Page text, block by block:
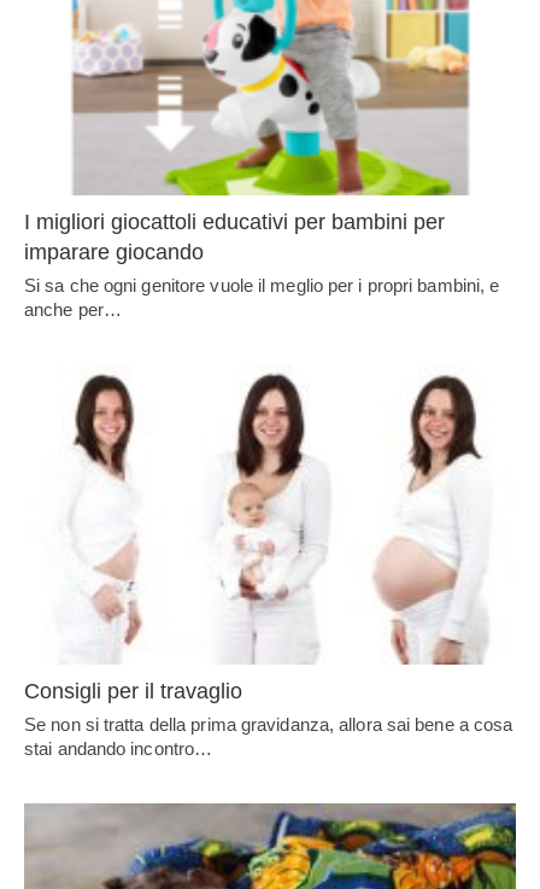
I migliori giocattoli educativi per bambini per
imparare giocando
Si sa che ogni genitore vuole il meglio per i propri bambini, e
anche per…
Consigli per il travaglio
Se non si tratta della prima gravidanza, allora sai bene a cosa
stai andando incontro…